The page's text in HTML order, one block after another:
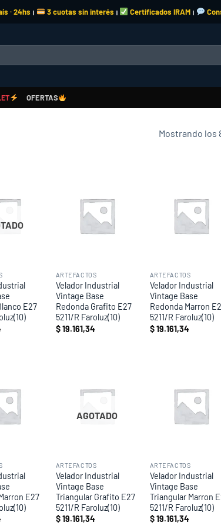
· 24hs | 3 cuotas sin interés | Certificados IRAM |
OFERTAS
Mostrando los
Add to
wishlist
E27
Add to
wishlist
ARTEFACTOS
Velador Industrial
Vintage Base
Redonda Grafito E27
5211/R Faroluz(10)
$19.161,34
Add to
wishlist
ARTEFACTOS
Velador Industrial
Vintage Base
Redonda Marron
5211/R Faroluz(10)
$19.161,34
Add to
wishlist
E27
Add to
wishlist
AGOTADO
ARTEFACTOS
Velador Industrial
Vintage Base
Triangular Grafito E27
5211/R Faroluz(10)
$19.161,34
Add to
wishlist
ARTEFACTOS
Velador Industrial
Vintage Base
Triangular Marron
5211/R Faroluz(10)
$19.161,34